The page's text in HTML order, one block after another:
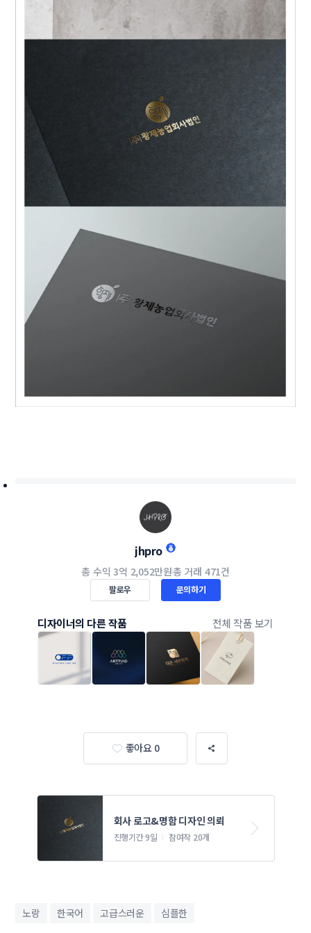
jhpro
총 수익 3억 2,052만원총 거래 471건
팔로우 문의하기
디자이너의 다른 작품 전체 작품 보기
좋아요 0
회사 로고&명함 디자인 의뢰
진행기간 9일 참여작 20개
노랑 한국어 고급스러운 심플한